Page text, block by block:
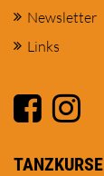
Newsletter
Links
TANZKURSE